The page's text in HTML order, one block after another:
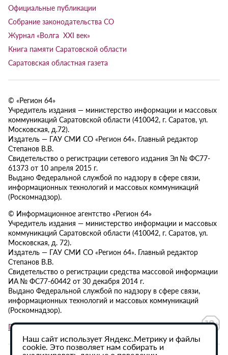
Официальные публикации
Собрание законодательства СО
Журнал «Волга XXI век»
Книга памяти Саратовской области
Саратовская областная газета
© «Регион 64»
Учредитель издания — министерство информации и массовых
коммуникаций Саратовской области (410042, г. Саратов, ул.
Московская, д.72).
Издатель — ГАУ СМИ СО «Регион 64». Главный редактор
Степанов В.В.
Свидетельство о регистрации сетевого издания Эл № ФС77-
61373 от 10 апреля 2015 г.
Выдано Федеральной службой по надзору в сфере связи,
информационных технологий и массовых коммуникаций
(Роскомнадзор).
© Информационное агентство «Регион 64»
Учредитель издания — министерство информации и массовых
коммуникаций Саратовской области (410042, г. Саратов, ул.
Московская, д. 72).
Издатель — ГАУ СМИ СО «Регион 64». Главный редактор
Степанов В.В.
Свидетельство о регистрации средства массовой информации
ИА № ФС77-60442 от 30 декабря 2014 г.
Выдано Федеральной службой по надзору в сфере связи,
информационных технологий и массовых коммуникаций
(Роскомнадзор).
Политика в отношении обработки персональных данных
Наш сайт использует Яндекс.Метрику и файлы
cookie. Это позволяет нам собирать и